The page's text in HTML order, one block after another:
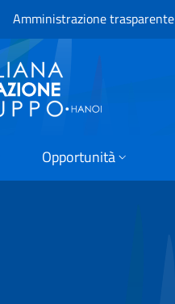
Amministrazione trasparente
Opportunità